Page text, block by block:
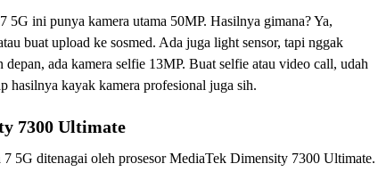
5G ini punya kamera utama 50MP. Hasilnya gimana? Ya,
buat upload ke sosmed. Ada juga light sensor, tapi nggak
ada kamera selfie 13MP. Buat selfie atau video call, udah
hasilnya kayak kamera profesional juga sih.
7300 Ultimate
5G ditenagai oleh prosesor MediaTek Dimensity 7300 Ultimate.